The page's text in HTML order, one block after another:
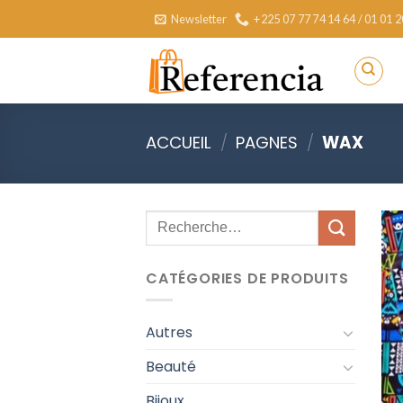
to
Newsletter +225 07 77 74 14 64 / 01 01
ACCUEIL / PAGNES / WAX
Recherche
CATÉGORIES DE PRODUITS
Autres
Beauté